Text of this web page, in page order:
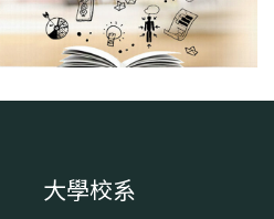
大學校系